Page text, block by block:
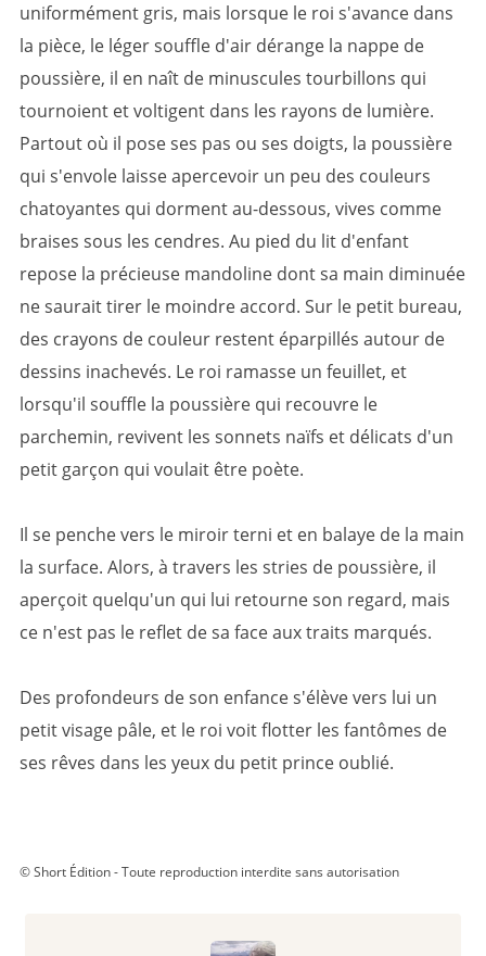
uniformément gris, mais lorsque le roi s'avance dans
la pièce, le léger souffle d'air dérange la nappe de
poussière, il en naît de minuscules tourbillons qui
tournoient et voltigent dans les rayons de lumière.
Partout où il pose ses pas ou ses doigts, la poussière
qui s'envole laisse apercevoir un peu des couleurs
chatoyantes qui dorment au-dessous, vives comme
braises sous les cendres. Au pied du lit d'enfant
repose la précieuse mandoline dont sa main diminuée
ne saurait tirer le moindre accord. Sur le petit bureau,
des crayons de couleur restent éparpillés autour de
dessins inachevés. Le roi ramasse un feuillet, et
lorsqu'il souffle la poussière qui recouvre le
parchemin, revivent les sonnets naïfs et délicats d'un
petit garçon qui voulait être poète.
Il se penche vers le miroir terni et en balaye de la main
la surface. Alors, à travers les stries de poussière, il
aperçoit quelqu'un qui lui retourne son regard, mais
ce n'est pas le reflet de sa face aux traits marqués.
Des profondeurs de son enfance s'élève vers lui un
petit visage pâle, et le roi voit flotter les fantômes de
ses rêves dans les yeux du petit prince oublié.
© Short Édition - Toute reproduction interdite sans autorisation